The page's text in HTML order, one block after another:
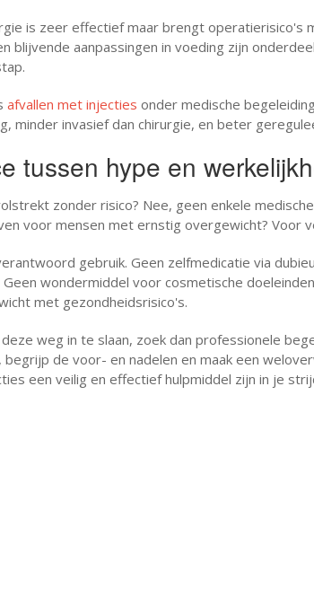
is zeer effectief maar brengt operatierisico's
blijvende aanpassingen in voeding zijn
afvallen met injecties onder medische
minder invasief dan chirurgie, en beter
tussen hype en
zonder risico? Nee, geen enkele
voor mensen met ernstig overgewicht? Voor
gebruik. Geen zelfmedicatie via
wondermiddel voor cosmetische
met gezondheidsrisico's.
weg in te slaan, zoek dan professionele
begrijp de voor- en nadelen en maak een
een veilig en effectief hulpmiddel zijn in je